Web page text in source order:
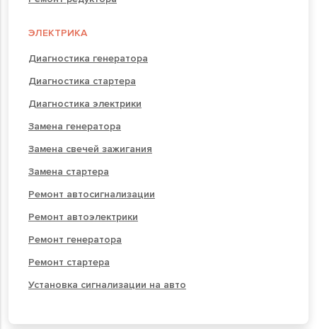
ЭЛЕКТРИКА
Диагностика генератора
Диагностика стартера
Диагностика электрики
Замена генератора
Замена свечей зажигания
Замена стартера
Ремонт автосигнализации
Ремонт автоэлектрики
Ремонт генератора
Ремонт стартера
Установка сигнализации на авто